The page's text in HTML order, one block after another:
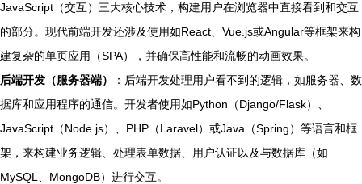
JavaScript（交互）三大核心技术，构建用户在浏览器中直接看到和交互
的部分。现代前端开发还涉及使用如React、Vue.js或Angular等框架来构
建复杂的单页应用（SPA），并确保高性能和流畅的动画效果。
后端开发（服务器端）
：后端开发处理用户看不到的逻辑，如服务器、数
据库和应用程序的通信。开发者使用如Python（Django/Flask）、
JavaScript（Node.js）、PHP（Laravel）或Java（Spring）等语言和框
架，来构建业务逻辑、处理表单数据、用户认证以及与数据库（如
MySQL、MongoDB）进行交互。